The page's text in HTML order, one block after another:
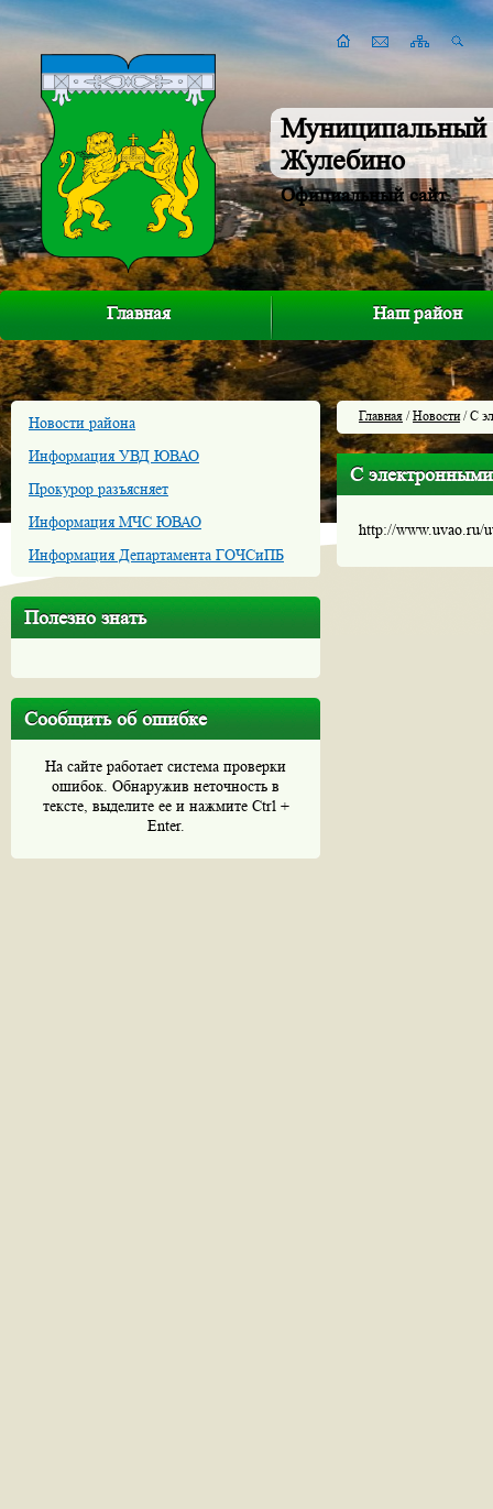
Муниципальный
Жулебино
Официальный сайт
Главная Наш район
Новости района
Информация УВД ЮВАО
Прокурор разъясняет
Информация МЧС ЮВАО
Информация Департамента ГОЧСиПБ
Полезно знать
Сообщить об ошибке
На сайте работает система проверки
ошибок. Обнаружив неточность в
тексте, выделите ее и нажмите Ctrl +
Enter.
Главная /Новости/ С
С
http://www.uvao.ru/